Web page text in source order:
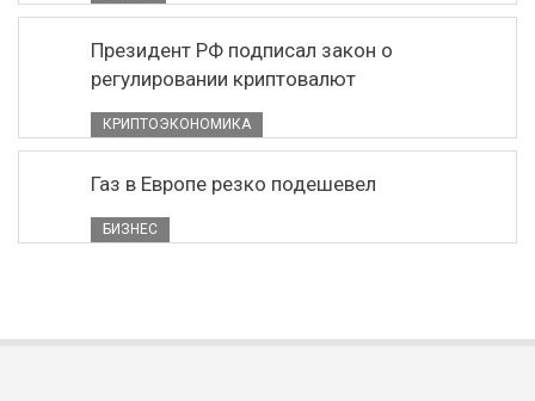
Президент РФ подписал закон о
регулировании криптовалют
КРИПТОЭКОНОМИКА
Газ в Европе резко подешевел
БИЗНЕС